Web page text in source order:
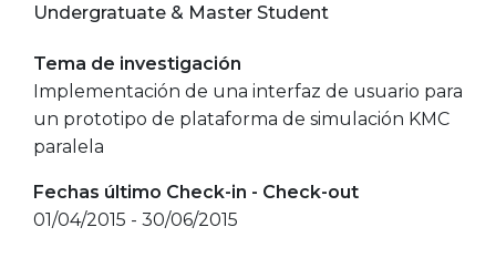
Undergratuate & Master Student
Tema de investigación
Implementación de una interfaz de usuario para
un prototipo de plataforma de simulación KMC
paralela
Fechas último Check-in - Check-out
01/04/2015 - 30/06/2015